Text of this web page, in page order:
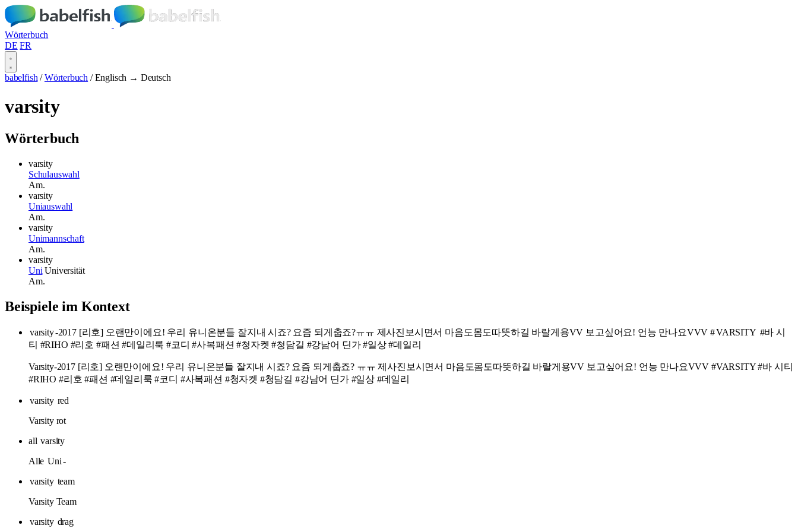
Wörterbuch
DE FR
babelfish / Wörterbuch / Englisch → Deutsch
varsity
Wörterbuch
varsity
Schulauswahl
Am.
varsity
Uniauswahl
Am.
varsity
Unimannschaft
Am.
varsity
Uni Universität
Am.
Beispiele im Kontext
varsity-2017 [리호] 오랜만이에요! 우리 유니온분들 잘지내 시죠? 요즘 되게춥죠?ㅠㅠ 제사진보시면서 마음도몸도따뜻하길 바랄게용VV 보고싶어요! 언능 만나요VVV #VARSITY #바 시
티 #RIHO #리호 #패션 #데일리룩 #코디 #사복패션 #청자켓 #청담길 #강남어 딘가 #일상 #데일리
Varsity-2017 [리호] 오랜만이에요! 우리 유니온분들 잘지내 시죠? 요즘 되게춥죠? ㅠㅠ 제사진보시면서 마음도몸도따뜻하길 바랄게용VV 보고싶어요! 언능 만나요VVV #VARSITY #바 시티
#RIHO #리호 #패션 #데일리룩 #코디 #사복패션 #청자켓 #청담길 #강남어 딘가 #일상 #데일리
varsity red
Varsity rot
all varsity
Alle Uni-
varsity team
Varsity Team
varsity drag